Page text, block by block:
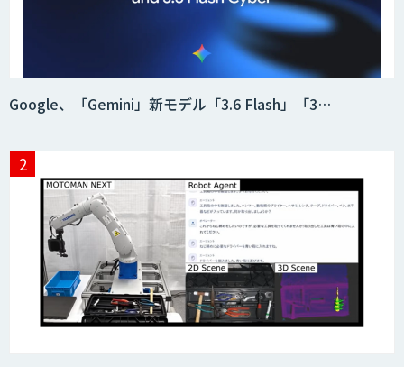
データ分析エージェント
ービス
フィジカルAI・AIロボット向け教師デー
タ収集・作成
SaaS・サブスク向け収益管理プラット
フォーム「ソアスク」
Google、「Gemini」新モデル「3.6 Flash」「3…